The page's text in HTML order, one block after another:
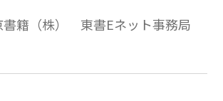
書籍（株） 東書Eネット事務局